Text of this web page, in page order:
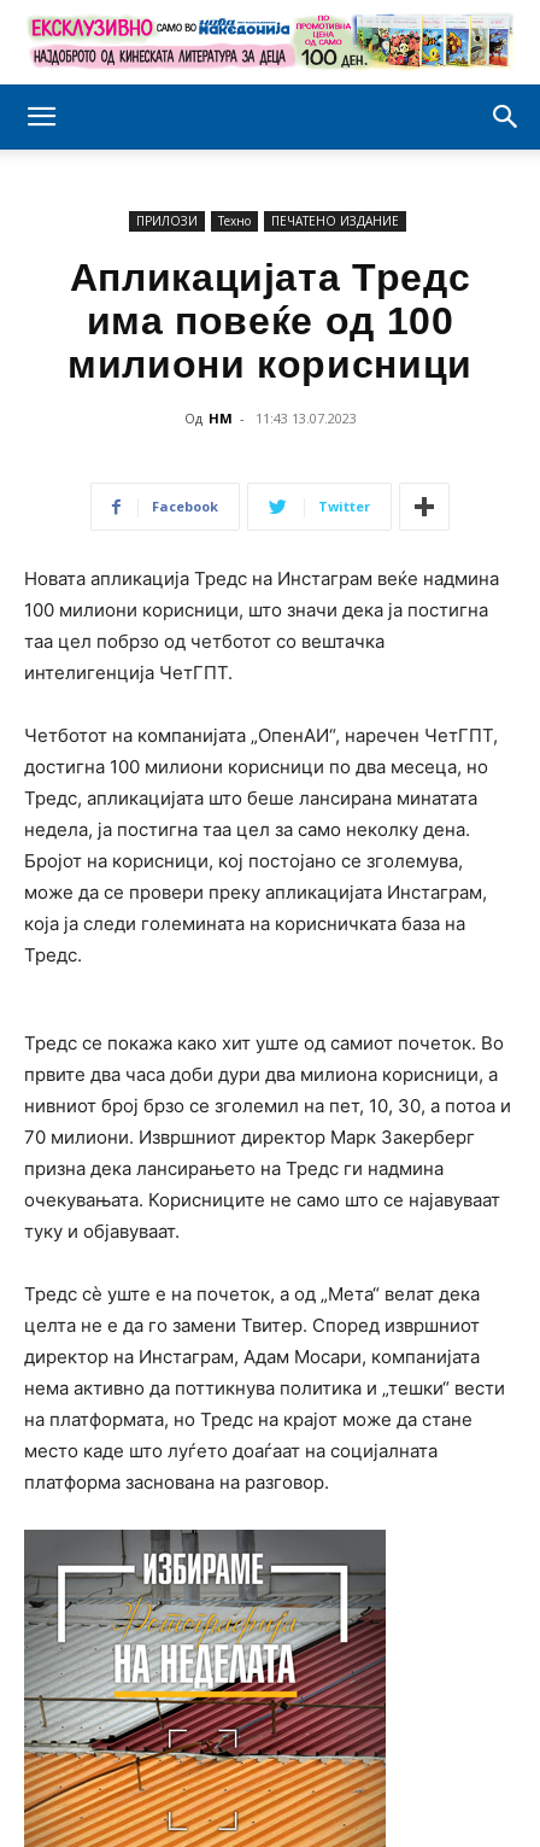
ПРИЛОЗИ Техно ПЕЧАТЕНО ИЗДАНИЕ
Апликацијата Тредс
има повеќе од 100
милиони корисници
Од НМ - 11:43 13.07.2023
Facebook Twitter
Новата апликација Тредс на Инстаграм веќе надмина
100 милиони корисници, што значи дека ја постигна
таа цел побрзо од четботот со вештачка
интелигенција ЧетГПТ.
Четботот на компанијата „ОпенАИ“, наречен ЧетГПТ,
достигна 100 милиони корисници по два месеца, но
Тредс, апликацијата што беше лансирана минатата
недела, ја постигна таа цел за само неколку дена.
Бројот на корисници, кој постојано се зголемува,
може да се провери преку апликацијата Инстаграм,
која ја следи големината на корисничката база на
Тредс.
Тредс се покажа како хит уште од самиот почеток. Во
првите два часа доби дури два милиона корисници, а
нивниот број брзо се зголемил на пет, 10, 30, а потоа и
70 милиони. Извршниот директор Марк Закерберг
призна дека лансирањето на Тредс ги надмина
очекувањата. Корисниците не само што се најавуваат
туку и објавуваат.
Тредс сѐ уште е на почеток, а од „Мета“ велат дека
целта не е да го замени Твитер. Според извршниот
директор на Инстаграм, Адам Мосари, компанијата
нема активно да поттикнува политика и „тешки“ вести
на платформата, но Тредс на крајот може да стане
место каде што луѓето доаѓаат на социјалната
платформа заснована на разговор.